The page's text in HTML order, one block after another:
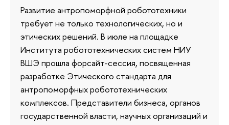
Развитие антропоморфной робототехники
требует не только технологических, но и
этических решений. В июле на площадке
Института робототехнических систем НИУ
ВШЭ прошла форсайт-сессия, посвященная
разработке Этического стандарта для
антропоморфных робототехнических
комплексов. Представители бизнеса, органов
государственной власти, научных организаций и